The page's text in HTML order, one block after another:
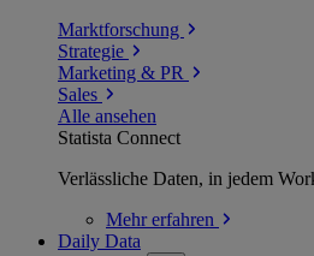
Marktforschung
Strategie
Marketing & PR
Sales
Alle ansehen
Statista Connect
Verlässliche Daten, in jedem
Mehrerfahren
Daily Data